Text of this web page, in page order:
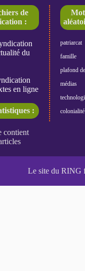
de
:
du
en ligne
:
patriarcat
famille
plafond
médias
colonialité
Le site du RING